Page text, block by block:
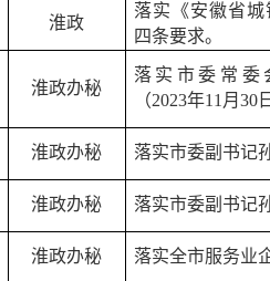
淮政
落实《安徽省
四条要求。
淮政办秘
落实市委常委
（2023年11 月 30
淮政办秘 落实市委副书记
淮政办秘 落实市委副书记
淮政办秘 落实全市服务业